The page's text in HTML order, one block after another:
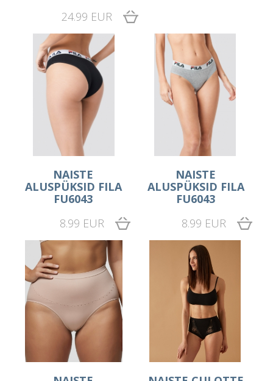
24.99 EUR
NAISTE
ALUSPÜKSID FILA
FU6043
8.99 EUR
NAISTE
ALUSPÜKSID FILA
FU6043
8.99 EUR